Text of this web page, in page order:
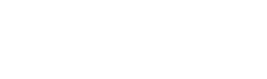
苦衷—— 秋篠宮邸の異様な光景
「がん共存療法」３年目の確かな可能性